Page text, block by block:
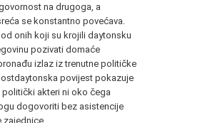
na drugoga, a
se konstantno povećava.
onih koji su krojili daytonsku
pozivati domaće
izlaz iz trenutne političke
povijest pokazuje
akteri ni oko čega
dogovoriti bez asistencije
zajednice.